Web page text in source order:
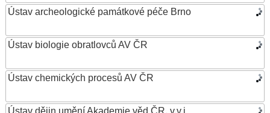
Ústav archeologické památkové péče Brno
Ústav biologie obratlovců AV ČR
Ústav chemických procesů AV ČR
Ústav dějin umění Akademie věd ČR, v.v.i